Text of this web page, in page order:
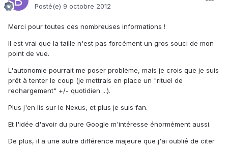
Posté(e) 9 octobre 2012
Merci pour toutes ces nombreuses informations !
Il est vrai que la taille n'est pas forcément un gros souci de mon
point de vue.
L'autonomie pourrait me poser problème, mais je crois que je suis
prêt à tenter le coup (je mettrais en place un "rituel de
rechargement" +/- quotidien ...).
Plus j'en lis sur le Nexus, et plus je suis fan.
Et l'idée d'avoir du pure Google m'intéresse énormément aussi.
De plus, il a une autre différence majeure que j'ai oublié de citer